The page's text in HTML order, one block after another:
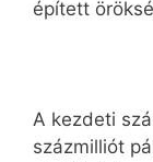
épített
A kezdeti
százmilliót